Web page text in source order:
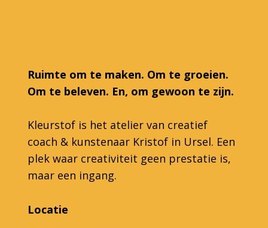
Ruimte om te maken. Om te groeien.
Om te beleven. En, om gewoon te zijn.
Kleurstof is het atelier van creatief
coach & kunstenaar Kristof in Ursel. Een
plek waar creativiteit geen prestatie is,
maar een ingang.
Locatie